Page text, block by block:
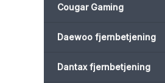
Cougar Gaming
Daewoo fjernbetjening
Dantax fjernbetjening